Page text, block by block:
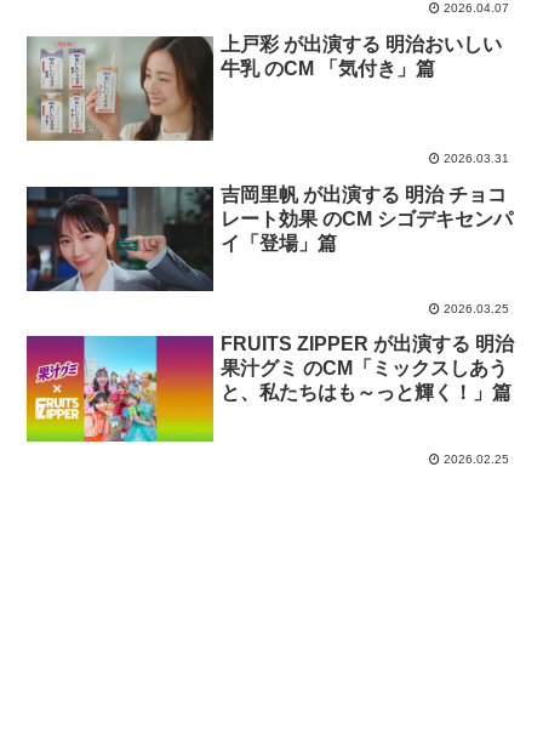
2026.04.07
上戸彩 が出演する 明治おいしい
牛乳 のCM 「気付き」篇
2026.03.31
吉岡里帆 が出演する 明治 チョコ
レート効果 のCM シゴデキセンパ
イ「登場」篇
2026.03.25
FRUITS ZIPPER が出演する 明治
果汁グミ のCM「ミックスしあう
と、私たちはも～っと輝く！」篇
2026.02.25